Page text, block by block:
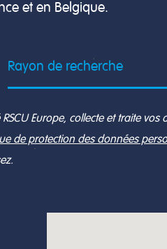
et en Belgique.
Europe, collecte et traite
de protection des données